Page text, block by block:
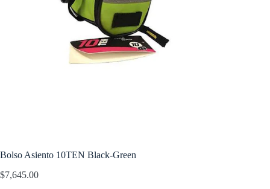
Bolso Asiento 10TEN Black-Green
$7,645.00